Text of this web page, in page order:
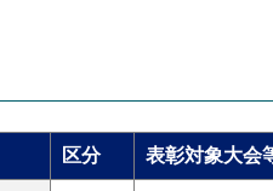
区分 表彰対象大会